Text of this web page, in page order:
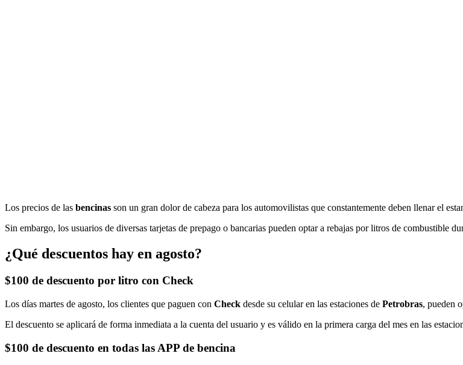
Los precios de las bencinas son un gran dolor de cabeza para los automovilistas que constantemente deben llenar el
Sin embargo, los usuarios de diversas tarjetas de prepago o bancarias pueden optar a rebajas por litros de combustible
¿Qué descuentos hay en agosto?
$100 de descuento por litro con Check
Los días martes de agosto, los clientes que paguen con Check desde su celular en las estaciones de Petrobras, pueden
El descuento se aplicará de forma inmediata a la cuenta del usuario y es válido en la primera carga del mes en las
$100 de descuento en todas las APP de bencina